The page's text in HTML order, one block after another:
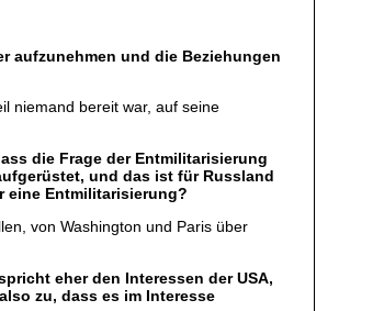
aufzunehmen und die Beziehungen
niemand bereit war, auf seine
die Frage der Entmilitarisierung
und das ist für Russland
eine Entmilitarisierung?
von Washington und Paris über
eher den Interessen der USA,
zu, dass es im Interesse